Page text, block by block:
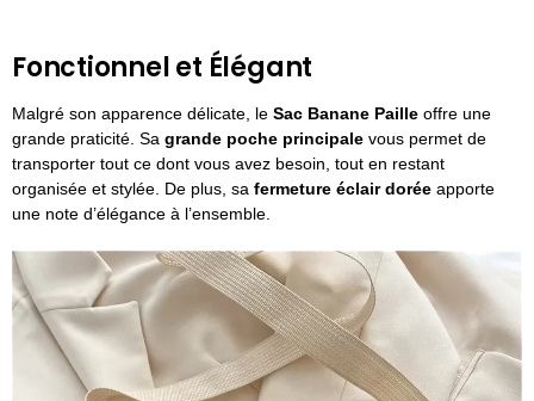
Fonctionnel et Élégant
Malgré son apparence délicate, le Sac Banane Paille offre une
grande praticité. Sa grande poche principale vous permet de
transporter tout ce dont vous avez besoin, tout en restant
organisée et stylée. De plus, sa fermeture éclair dorée apporte
une note d’élégance à l’ensemble.